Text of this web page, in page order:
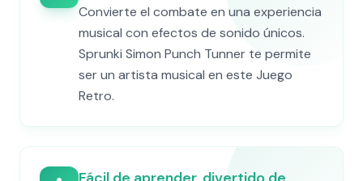
Convierte el combate en una experiencia
musical con efectos de sonido únicos.
Sprunki Simon Punch Tunner te permite
ser un artista musical en este Juego
Retro.